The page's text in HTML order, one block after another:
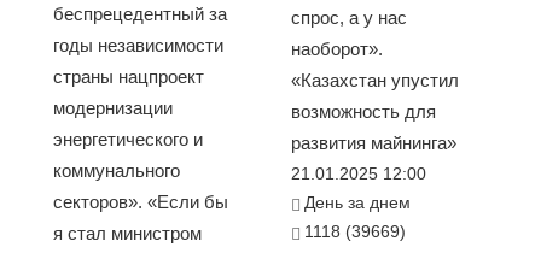
беспрецедентный за
годы независимости
страны нацпроект
модернизации
энергетического и
коммунального
секторов». «Если бы
я стал министром
спрос, а у нас
наоборот».
«Казахстан упустил
возможность для
развития майнинга»
21.01.2025 12:00
День за днем
1118 (39669)